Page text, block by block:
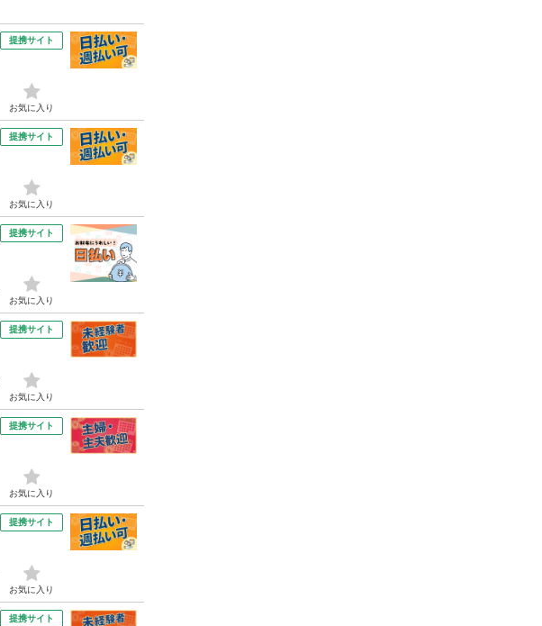
提携サイト
お気に入り
提携サイト
お気に入り
提携サイト
お気に入り
提携サイト
お気に入り
提携サイト
お気に入り
提携サイト
お気に入り
提携サイト